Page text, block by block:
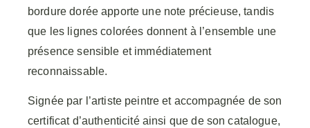
bordure dorée apporte une note précieuse, tandis
que les lignes colorées donnent à l’ensemble une
présence sensible et immédiatement
reconnaissable.
Signée par l’artiste peintre et accompagnée de son
certificat d’authenticité ainsi que de son catalogue,